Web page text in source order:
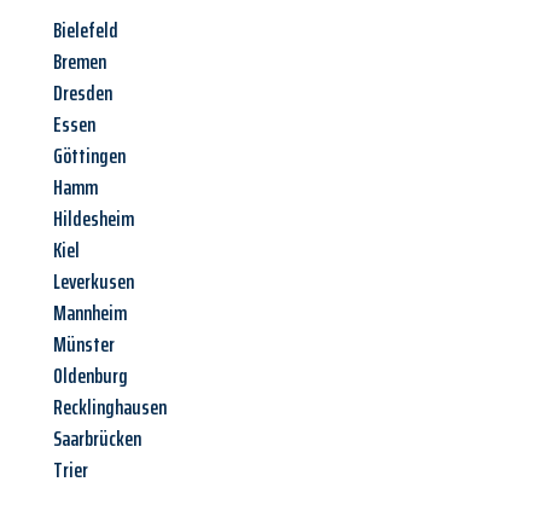
Bielefeld
Bremen
Dresden
Essen
Göttingen
Hamm
Hildesheim
Kiel
Leverkusen
Mannheim
Münster
Oldenburg
Recklinghausen
Saarbrücken
Trier